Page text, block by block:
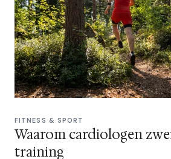
FITNESS & SPORT
Waarom cardiologen
training